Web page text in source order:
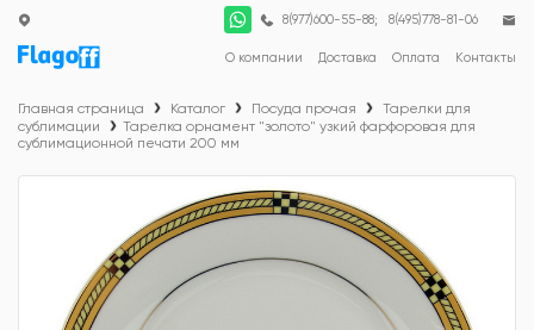
О компании Доставка Оплата Контакты
8(977)600-55-88; 8(495)778-81-06
Главная страница Каталог Посуда прочая
Тарелки для
сублимации
Тарелка орнамент "золото" узкий фарфоровая для
сублимационной печати 200 мм